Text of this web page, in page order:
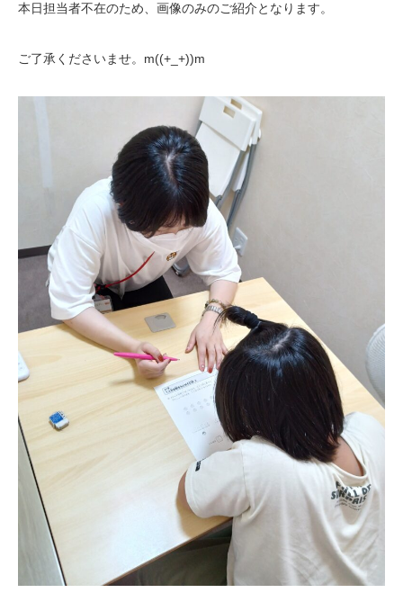
本日担当者不在のため、画像のみのご紹介となります。
ご了承くださいませ。m((+_+))m